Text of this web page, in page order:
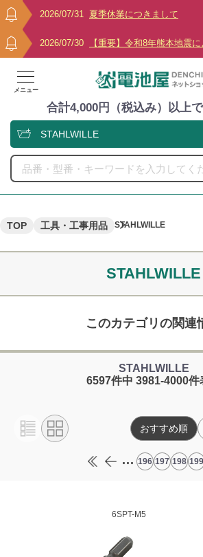
2026/07/31 夏季休業につきまして
2026/07/30 【重要】令和8年熊本地震
メニュー
合計4,000円（税込み）以上で
TOP 工具・工事用品 STAHLWILLE
STAHLWILLE
このカテゴリの関連
STAHLWILLE
6597件中 3981-4000件
... 196 197 198 199
おすすめ順
6SPT-M5